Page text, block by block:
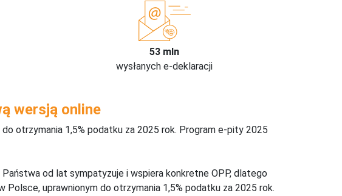
53 mln
wysłanych e-deklaracji
wersją online
otrzymania 1,5% podatku za 2025 rok. Program e-pity 2025
od lat sympatyzuje i wspiera konkretne OPP, dlatego
uprawnionym do otrzymania 1,5% podatku za 2025 rok.